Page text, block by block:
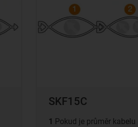
SKF15C
1 Pokud je průměr